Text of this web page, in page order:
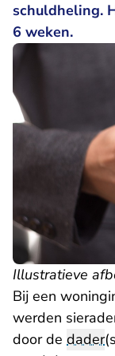
schuldheling.
6 weken.
Illustratieve
Bij een
werden
door de dader